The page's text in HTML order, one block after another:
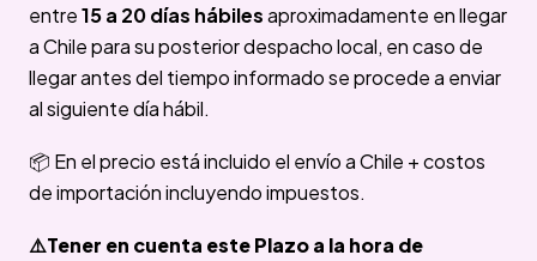
entre15 a 20 días hábilesaproximadamente en llegar
a Chile para su posterior despacho local, en caso de
llegar antes del tiempo informado se procede a enviar
al siguiente día hábil.
📦 En el precio está incluido el envío a Chile + costos
de importación incluyendo impuestos.
⚠️Tener en cuenta este Plazo a la hora de